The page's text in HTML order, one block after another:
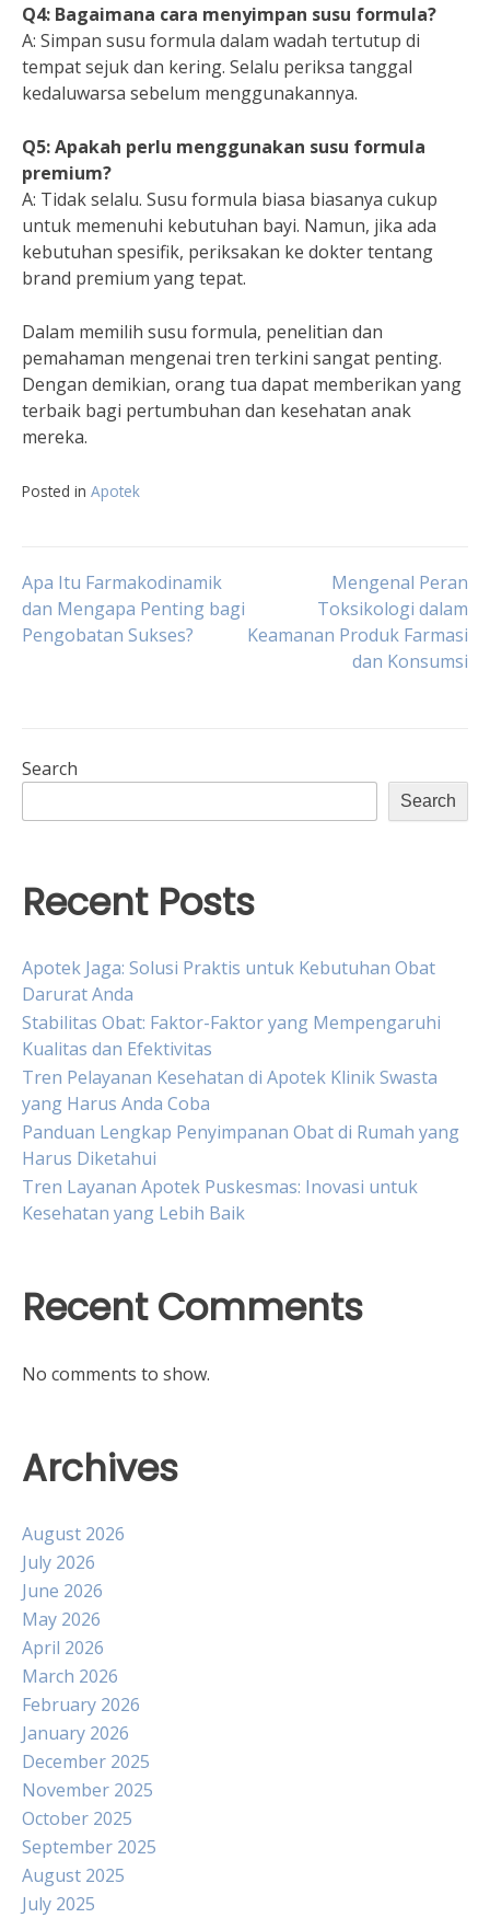
Q4: Bagaimana cara menyimpan susu formula?
A: Simpan susu formula dalam wadah tertutup di
tempat sejuk dan kering. Selalu periksa tanggal
kedaluwarsa sebelum menggunakannya.
Q5: Apakah perlu menggunakan susu formula
premium?
A: Tidak selalu. Susu formula biasa biasanya cukup
untuk memenuhi kebutuhan bayi. Namun, jika ada
kebutuhan spesifik, periksakan ke dokter tentang
brand premium yang tepat.
Dalam memilih susu formula, penelitian dan
pemahaman mengenai tren terkini sangat penting.
Dengan demikian, orang tua dapat memberikan yang
terbaik bagi pertumbuhan dan kesehatan anak
mereka.
Posted in Apotek
Post
navigation
Apa Itu Farmakodinamik
dan Mengapa Penting bagi
Pengobatan Sukses?
Mengenal Peran
Toksikologi dalam
Keamanan Produk Farmasi
dan Konsumsi
Search
Search
Recent Posts
Apotek Jaga: Solusi Praktis untuk Kebutuhan Obat
Darurat Anda
Stabilitas Obat: Faktor-Faktor yang Mempengaruhi
Kualitas dan Efektivitas
Tren Pelayanan Kesehatan di Apotek Klinik Swasta
yang Harus Anda Coba
Panduan Lengkap Penyimpanan Obat di Rumah yang
Harus Diketahui
Tren Layanan Apotek Puskesmas: Inovasi untuk
Kesehatan yang Lebih Baik
Recent Comments
No comments to show.
Archives
August 2026
July 2026
June 2026
May 2026
April 2026
March 2026
February 2026
January 2026
December 2025
November 2025
October 2025
September 2025
August 2025
July 2025